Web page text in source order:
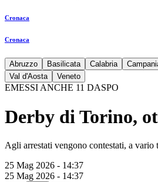
Cronaca
Cronaca
Abruzzo Basilicata Calabria
Val d'Aosta
Veneto
EMESSI ANCHE 11 DASPO
Derby di Torino,
Agli arrestati vengono contestati, a
25 Mag 2026 - 14:37
25 Mag 2026 - 14:37